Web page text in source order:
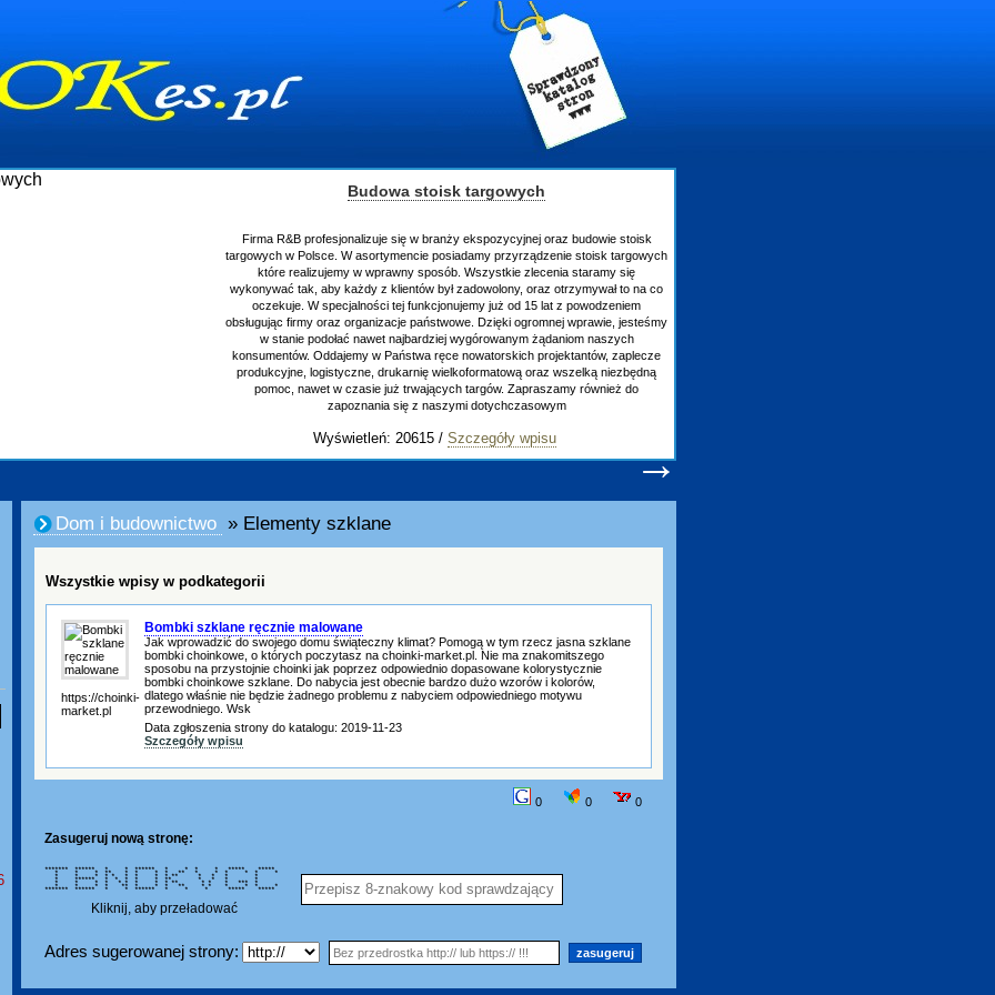
Budowa stoisk targowych
Firma R&B profesjonalizuje się w branży ekspozycyjnej oraz budowie stoisk
targowych w Polsce. W asortymencie posiadamy przyrządzenie stoisk targowych
które realizujemy w wprawny sposób. Wszystkie zlecenia staramy się
wykonywać tak, aby każdy z klientów był zadowolony, oraz otrzymywał to na co
oczekuje. W specjalności tej funkcjonujemy już od 15 lat z powodzeniem
obsługując firmy oraz organizacje państwowe. Dzięki ogromnej wprawie, jesteśmy
w stanie podołać nawet najbardziej wygórowanym żądaniom naszych
konsumentów. Oddajemy w Państwa ręce nowatorskich projektantów, zaplecze
produkcyjne, logistyczne, drukarnię wielkoformatową oraz wszelką niezbędną
pomoc, nawet w czasie już trwających targów. Zapraszamy również do
zapoznania się z naszymi dotychczasowym
Wyświetleń: 20615 / Szczegóły wpisu
→
Dom i budownictwo » Elementy szklane
Wszystkie wpisy w podkategorii
https://choinki-
market.pl
Bombki szklane ręcznie malowane
Jak wprowadzić do swojego domu świąteczny klimat? Pomogą w tym rzecz jasna szklane
bombki choinkowe, o których poczytasz na choinki-market.pl. Nie ma znakomitszego
sposobu na przystojnie choinki jak poprzez odpowiednio dopasowane kolorystycznie
bombki choinkowe szklane. Do nabycia jest obecnie bardzo dużo wzorów i kolorów,
dlatego właśnie nie będzie żadnego problemu z nabyciem odpowiedniego motywu
przewodniego. Wsk
Data zgłoszenia strony do katalogu: 2019-11-23
Szczegóły wpisu
0 0 0
Zasugeruj nową stronę:
******* ****** * * ****** * * * * ***** *****
* * * ** * * * * ** * * * * * *
* * * * * * * * * ** * * * *
* ****** * * * * * ** * * * *
* * * * * * * * * ** * * * *** *
* * * * ** * * * ** * * * * * *
******* ****** * * ****** * * * ***** *****
Kliknij, aby przeładować
Adres sugerowanej strony: